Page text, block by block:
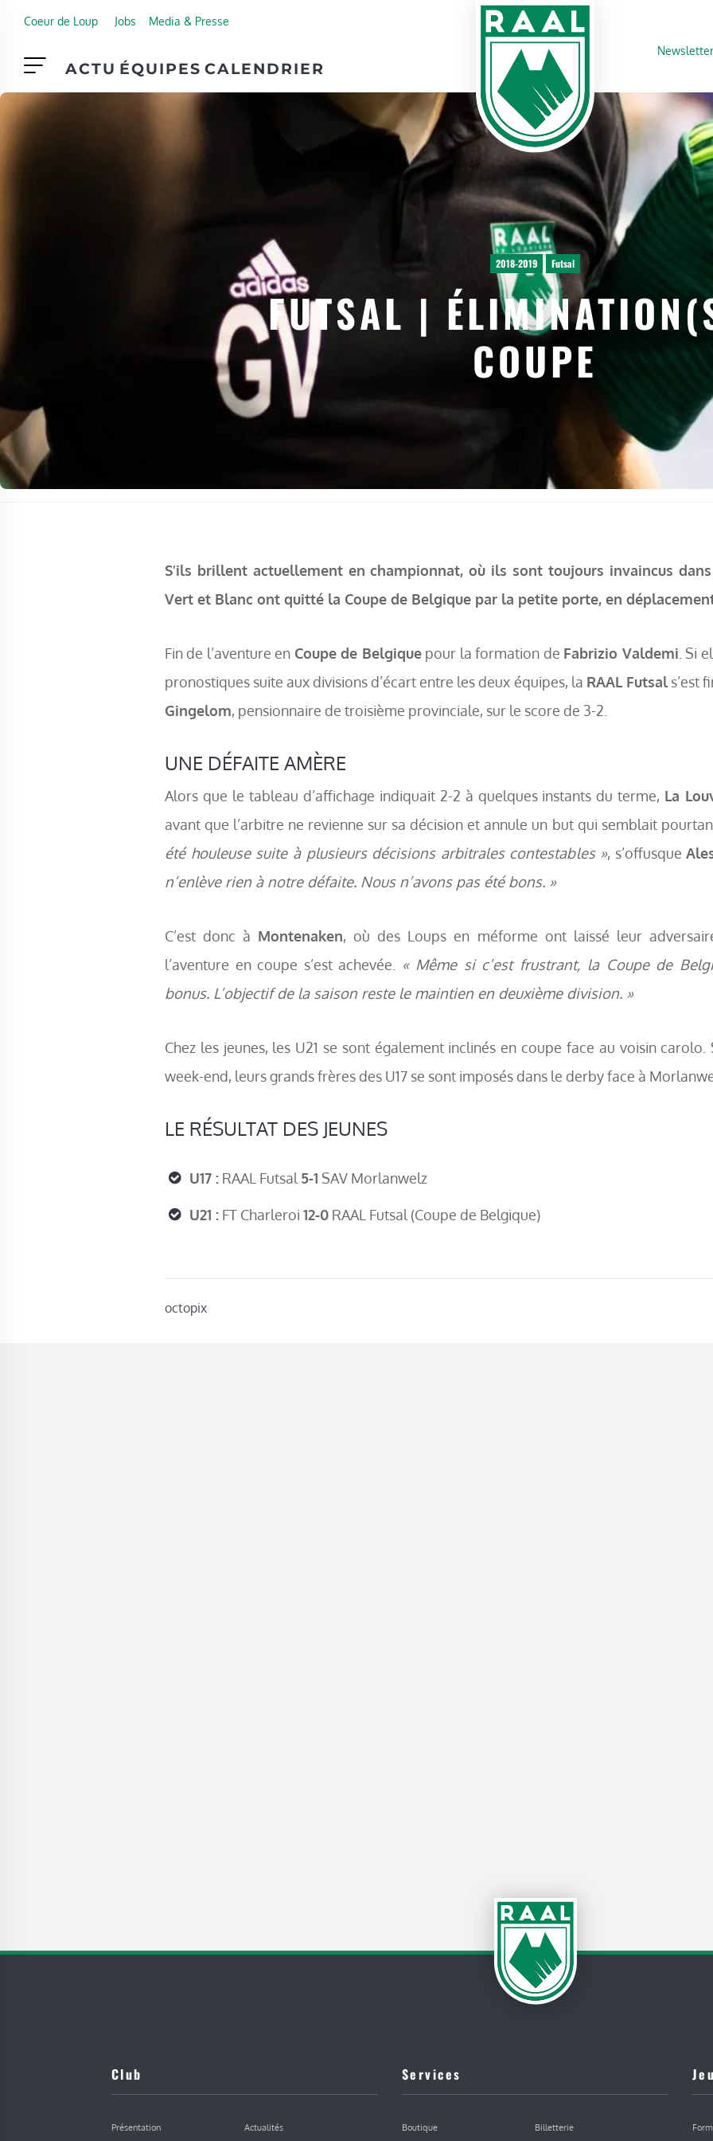
Coeur de Loup Jobs Media & Presse
Newsletter
ACTU ÉQUIPES CALENDRIER
2018-2019 Futsal
FUTSAL |
COUPE
octopix
S’ils brillent actuellement en championnat, où ils sont toujours invaincus
Vert et Blanc ont quitté la Coupe de Belgique par la petite porte, en
Fin de l’aventure en Coupe de Belgiquepour la formation de Fabrizio Valdemi . Si
pronostiques suite aux divisions d’écart entre les deux équipes, la RAAL Futsals’est
Gingelom, pensionnaire de troisième provinciale, sur le score de 3-2.
UNE DÉFAITE AMÈRE
Alors que le tableau d’affichage indiquait 2-2 à quelques instants du terme, La
avant que l’arbitre ne revienne sur sa décision et annule un but qui semblait
été houleuse suite à plusieurs décisions arbitrales contestables », s’offusque
n’enlève rien à notre défaite. Nous n’avons pas été bons. »
C’est donc à Montenaken, où des Loups en méforme ont laissé leur
l’aventure en coupe s’est achevée.
« Même si c’est frustrant, la Coupe de
bonus. L’objectif de la saison reste le maintien en deuxième division. »
Chez les jeunes, les U21 se sont également inclinés en coupe face au voisin
week-end, leurs grands frères des U17 se sont imposés dans le derby face à
LE RÉSULTAT DES JEUNES
U17 : RAAL Futsal5-1 SAV Morlanwelz
U21 : FT Charleroi 12-0 RAAL Futsal (Coupe de Belgique)
Club
Présentation Actualités
Services
Boutique Billetterie